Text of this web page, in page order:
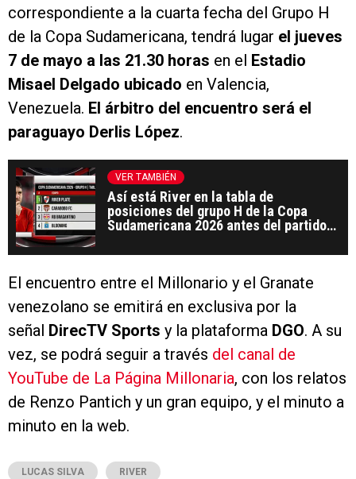
correspondiente a la cuarta fecha del Grupo H
de la Copa Sudamericana, tendrá lugar el jueves
7 de mayo a las 21.30 horas en el Estadio
Misael Delgado ubicado en Valencia,
Venezuela. El árbitro del encuentro será el
paraguayo Derlis López.
VER TAMBIÉN
Así está River en la tabla de
posiciones del grupo H de la Copa
Sudamericana 2026 antes del partido
El encuentro entre el Millonario y el Granate
venezolano se emitirá en exclusiva por la
señal DirecTV Sports y la plataforma DGO. A su
vez, se podrá seguir a través del canal de
YouTube de La Página Millonaria, con los relatos
de Renzo Pantich y un gran equipo, y el minuto a
minuto en la web.
LUCAS SILVA RIVER